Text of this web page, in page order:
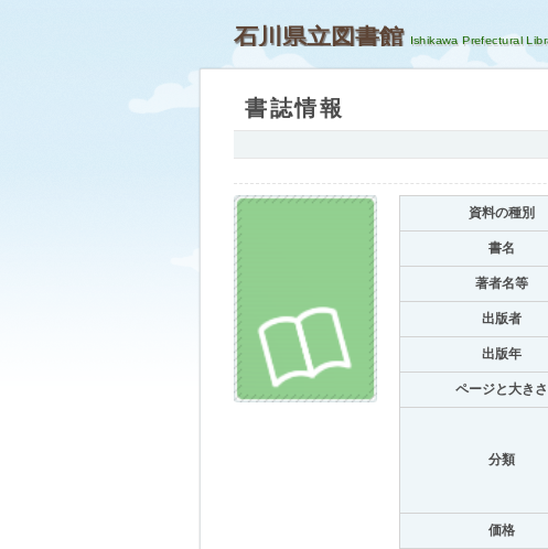
石川県立図書館
書誌情報
資料の種別
書名
著者名等
出版者
出版年
ページと大きさ
分類
価格